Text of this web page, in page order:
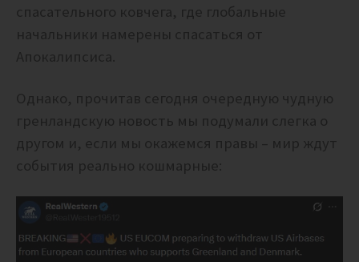
спасательного ковчега, где глобальные
начальники намерены спасаться от
Апокалипсиса.
Однако, прочитав сегодня очередную чудную
гренландскую новость мы подумали слегка о
другом и, если мы окажемся правы – мир ждут
события реально кошмарные: